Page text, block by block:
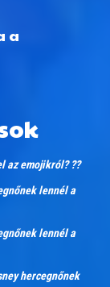
a
az emojikról? ??
lennél a
lennél a
hercegnőnek